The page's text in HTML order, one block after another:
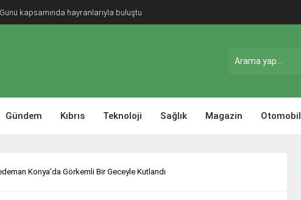
kapsamında hayranlarıyla buluştu
Gündem Kıbrıs Teknoloji Sağlık Magazin Otomobil
Konya’da Görkemli Bir Geceyle Kutlandı